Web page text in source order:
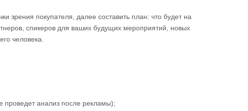
зрения покупателя, далее составить план: что будет на
спикеров для ваших будущих мероприятий, новых
человека.
проведет анализ после рекламы);